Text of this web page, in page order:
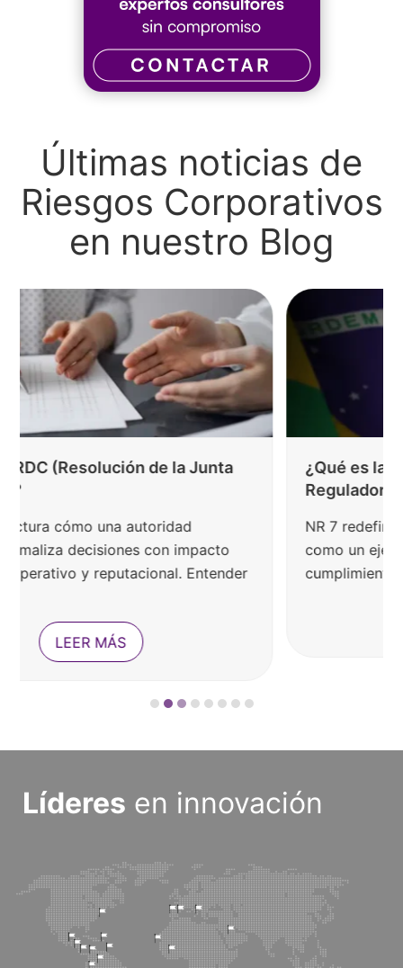
Últimas noticias de
Riesgos Corporativos
en nuestro Blog
¿Qué es la norma NR 7? Norma
NR 7 redefine la gestión de salud ocupacional
como un eje estratégico de riesgo,
cumplimiento y continuidad operativa.…
Líderes en innovación